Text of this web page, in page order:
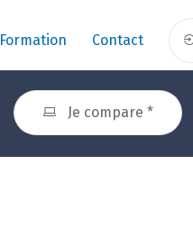
Formation Contact
Je compare *